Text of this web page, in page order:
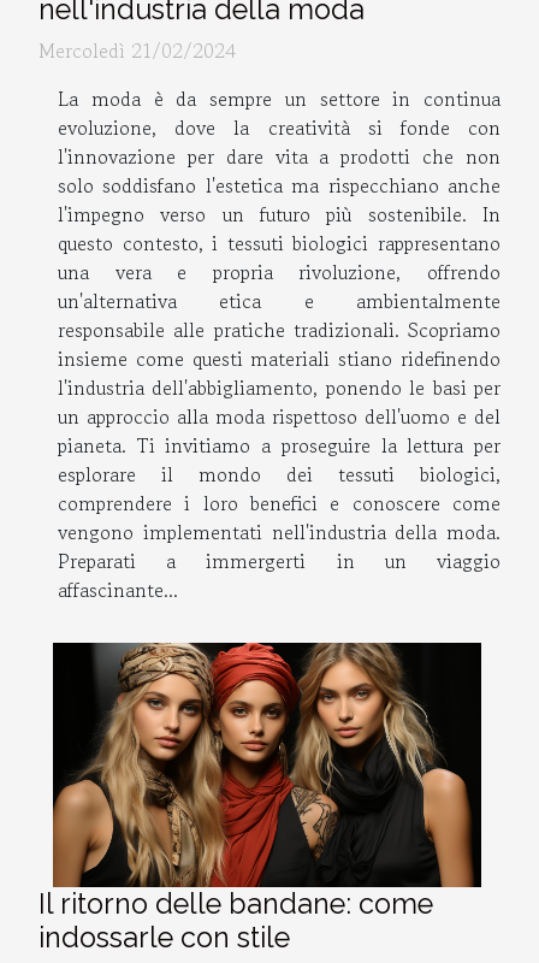
nell'industria della moda
Mercoledì 21/02/2024
La moda è da sempre un settore in continua
evoluzione, dove la creatività si fonde con
l'innovazione per dare vita a prodotti che non
solo soddisfano l'estetica ma rispecchiano anche
l'impegno verso un futuro più sostenibile. In
questo contesto, i tessuti biologici rappresentano
una vera e propria rivoluzione, offrendo
un'alternativa etica e ambientalmente
responsabile alle pratiche tradizionali. Scopriamo
insieme come questi materiali stiano ridefinendo
l'industria dell'abbigliamento, ponendo le basi per
un approccio alla moda rispettoso dell'uomo e del
pianeta. Ti invitiamo a proseguire la lettura per
esplorare il mondo dei tessuti biologici,
comprendere i loro benefici e conoscere come
vengono implementati nell'industria della moda.
Preparati a immergerti in un viaggio
affascinante...
Il ritorno delle bandane: come
indossarle con stile